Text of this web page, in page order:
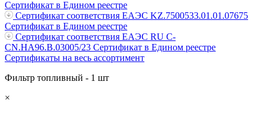
Сертификат в Едином реестре
Сертификат соответствия ЕАЭС KZ.7500533.01.01.07675
Сертификат в Едином реестре
Сертификат соответствия ЕАЭС RU С-
CN.НА96.В.03005/23 Сертификат в Едином реестре
Сертификаты на весь ассортимент
Фильтр топливный - 1 шт
×